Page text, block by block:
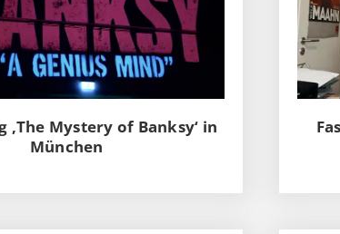
‚The Mystery of Banksy‘ in
München